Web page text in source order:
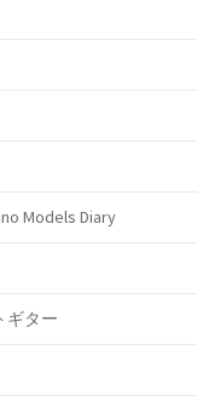
Models Diary
ギター